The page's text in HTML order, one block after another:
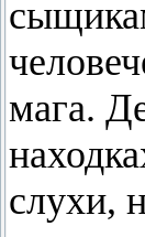
мага.
слухи,